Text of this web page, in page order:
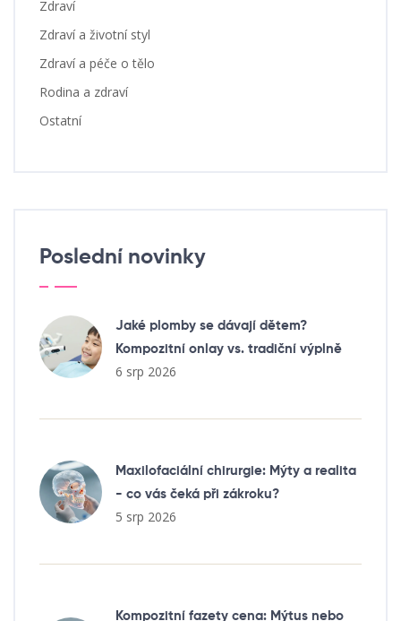
Zdraví
Zdraví a životní styl
Zdraví a péče o tělo
Rodina a zdraví
Ostatní
Poslední novinky
Jaké plomby se dávají dětem?
Kompozitní onlay vs. tradiční výplně
6 srp 2026
Maxilofaciální chirurgie: Mýty a realita
- co vás čeká při zákroku?
5 srp 2026
Kompozitní fazety cena: Mýtus nebo